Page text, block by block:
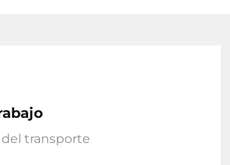
transporte